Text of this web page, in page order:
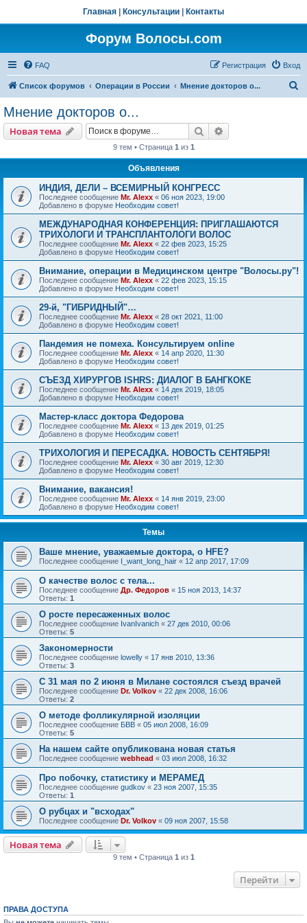
Главная Консультации Контакты
Форум Волосы.com
FAQ Вход
Регистрация
Список форумов Операции в России Мнение докторов о...
Мнение докторов о...
Новая тема Поиск
9 тем • Страница 1 из 1
Объявления
ИНДИЯ, ДЕЛИ – ВСЕМИРНЫЙ КОНГРЕСС
Последнее сообщение Mr. Alexx « 06 ноя 2023, 19:00
Добавлено в форуме Необходим совет!
МЕЖДУНАРОДНАЯ КОНФЕРЕНЦИЯ: ПРИГЛАШАЮТСЯ
ТРИХОЛОГИ И ТРАНСПЛАНТОЛОГИ ВОЛОС
Последнее сообщение Mr. Alexx « 22 фев 2023, 15:25
Добавлено в форуме Необходим совет!
Внимание, операции в Медицинском центре "Волосы.ру"!
Последнее сообщение Mr. Alexx « 22 фев 2023, 15:15
Добавлено в форуме Необходим совет!
29-й, "ГИБРИДНЫЙ"…
Последнее сообщение Mr. Alexx « 28 окт 2021, 11:00
Добавлено в форуме Необходим совет!
Пандемия не помеха. Консультируем online
Последнее сообщение Mr. Alexx « 14 апр 2020, 11:30
Добавлено в форуме Необходим совет!
СЪЕЗД ХИРУРГОВ ISHRS: ДИАЛОГ В БАНГКОКЕ
Последнее сообщение Mr. Alexx « 14 дек 2019, 18:05
Добавлено в форуме Необходим совет!
Мастер-класс доктора Федорова
Последнее сообщение Mr. Alexx « 13 дек 2019, 01:25
Добавлено в форуме Необходим совет!
ТРИХОЛОГИЯ И ПЕРЕСАДКА. НОВОСТЬ СЕНТЯБРЯ!
Последнее сообщение Mr. Alexx « 30 авг 2019, 12:30
Добавлено в форуме Необходим совет!
Внимание, вакансия!
Последнее сообщение Mr. Alexx « 14 янв 2019, 23:00
Добавлено в форуме Необходим совет!
Темы
Ваше мнение, уважаемые доктора, о HFE?
Последнее сообщение I_want_long_hair « 12 апр 2017, 17:09
О качестве волос с тела...
Последнее сообщение Др. Федоров « 15 ноя 2013, 14:37
Ответы: 1
О росте пересаженных волос
Последнее сообщение IvanIvanich « 27 дек 2010, 00:06
Ответы: 5
Закономерности
Последнее сообщение lowelly « 17 янв 2010, 13:36
Ответы: 3
С 31 мая по 2 июня в Милане состоялся съезд врачей
Последнее сообщение Dr. Volkov « 22 дек 2008, 16:06
Ответы: 2
О методе фолликулярной изоляции
Последнее сообщение БВВ « 05 июл 2008, 16:09
Ответы: 5
На нашем сайте опубликована новая статья
Последнее сообщение webhead « 03 июл 2008, 16:32
Про побочку, статистику и МЕРАМЕД
Последнее сообщение gudkov « 23 ноя 2007, 15:35
Ответы: 1
О рубцах и "всходах"
Последнее сообщение Dr. Volkov « 09 ноя 2007, 15:58
Новая тема
9 тем • Страница 1 из 1
Перейти
ПРАВА ДОСТУПА